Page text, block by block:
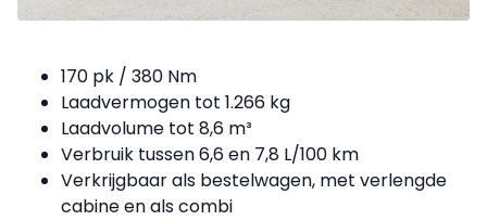
170 pk / 380 Nm
Laadvermogen tot 1.266 kg
Laadvolume tot 8,6 m³
Verbruik tussen 6,6 en 7,8 L/100 km
Verkrijgbaar als bestelwagen, met verlengde
cabine en als combi